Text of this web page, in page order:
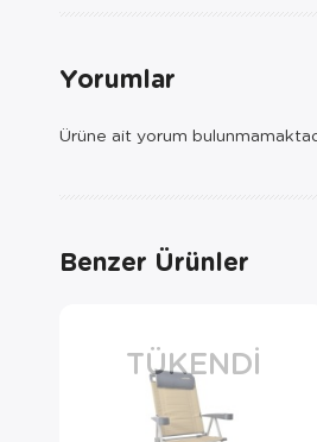
Yorumlar
Ürüne ait yorum
Benzer Ürünler
TÜKENDI